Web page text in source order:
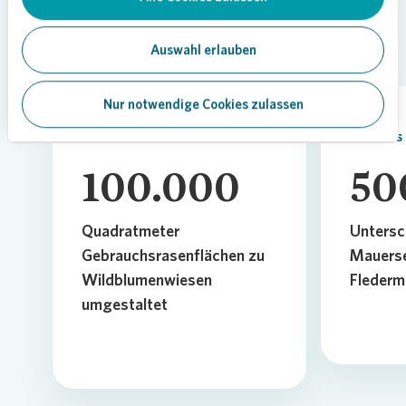
Auswahl erlauben
Nur notwendige Cookies zulassen
In Zusammenarbeit mit dem
NABU haben wir bisher:
100.000
Quadratmeter
Gebrauchsrasenflächen zu
Wildblumenwiesen
umgestaltet
MEHR ALS